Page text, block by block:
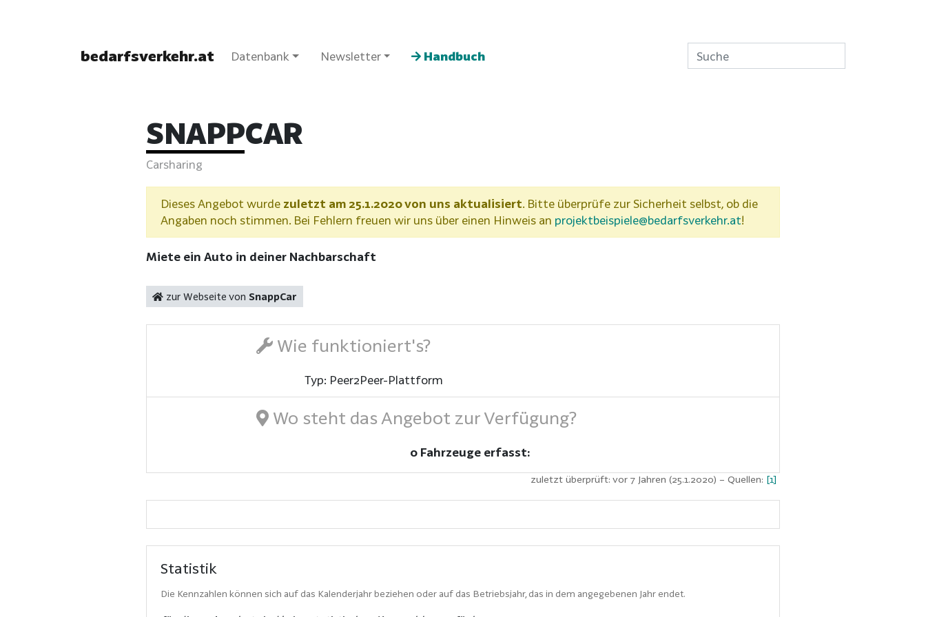
bedarfsverkehr.at Datenbank Newsletter Handbuch
SNAPPCAR
Carsharing
Dieses Angebot wurde zuletzt am 25.1.2020 von uns aktualisiert. Bitte überprüfe zur Sicherheit selbst, ob die
Angaben noch stimmen. Bei Fehlern freuen wir uns über einen Hinweis an projektbeispiele@bedarfsverkehr.at!
Miete ein Auto in deiner Nachbarschaft
zur Webseite von SnappCar
Wie funktioniert's?
Typ: Peer2Peer-Plattform
Wo steht das Angebot zur Verfügung?
0 Fahrzeuge erfasst:
zuletzt überprüft: vor 7 Jahren (25.1.2020) – Quellen: [1]
Statistik
Die Kennzahlen können sich auf das Kalenderjahr beziehen oder auf das Betriebsjahr, das in dem angegebenen Jahr endet.